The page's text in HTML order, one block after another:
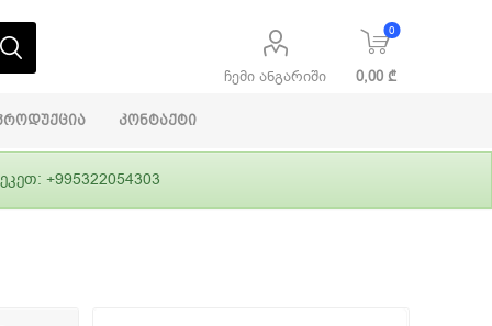
ჩემი ანგარიში
0
0,00 ₾
კონტაქტი
+995322054303